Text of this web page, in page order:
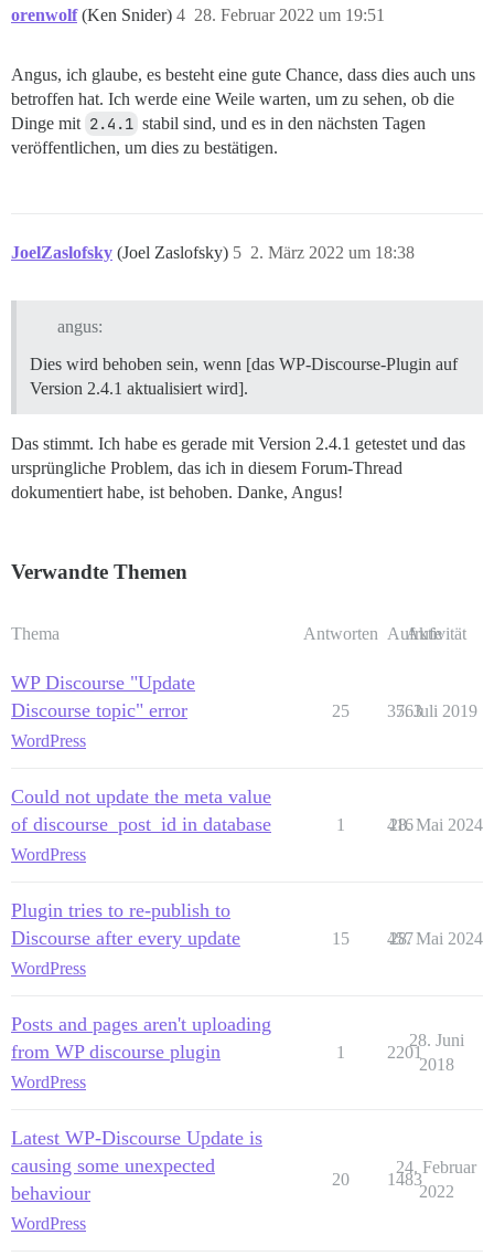
orenwolf (Ken Snider) 28. Februar 2022 um 19:51
4
Angus, ich glaube, es besteht eine gute Chance, dass dies auch uns
betroffen hat. Ich werde eine Weile warten, um zu sehen, ob die
Dinge mit 2.4.1 stabil sind, und es in den nächsten Tagen
veröffentlichen, um dies zu bestätigen.
JoelZaslofsky (Joel Zaslofsky) 2. März 2022 um 18:38
5
angus:
Dies wird behoben sein, wenn [das WP-Discourse-Plugin auf
Version 2.4.1 aktualisiert wird].
Das stimmt. Ich habe es gerade mit Version 2.4.1 getestet und das
ursprüngliche Problem, das ich in diesem Forum-Thread
dokumentiert habe, ist behoben. Danke, Angus!
Verwandte Themen
Thema Antworten Aufrufe
Aktivität
WP Discourse "Update
Discourse topic" error
WordPress
25 3563
7. Juli 2019
Could not update the meta value
of discourse_post_id in database
WordPress
1 416
28. Mai 2024
Plugin tries to re-publish to
Discourse after every update
WordPress
15 457
28. Mai 2024
Posts and pages aren't uploading
from WP discourse plugin
WordPress
1 2201
28. Juni
2018
Latest WP-Discourse Update is
causing some unexpected
behaviour
WordPress
20 1483
24. Februar
2022